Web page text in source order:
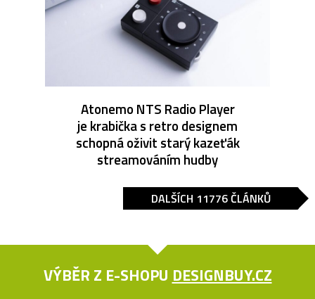
Atonemo NTS Radio Player
je krabička s retro designem
schopná oživit starý kazeťák
streamováním hudby
DALŠÍCH 11776 ČLÁNKŮ
VÝBĚR Z E-SHOPU DESIGNBUY.CZ